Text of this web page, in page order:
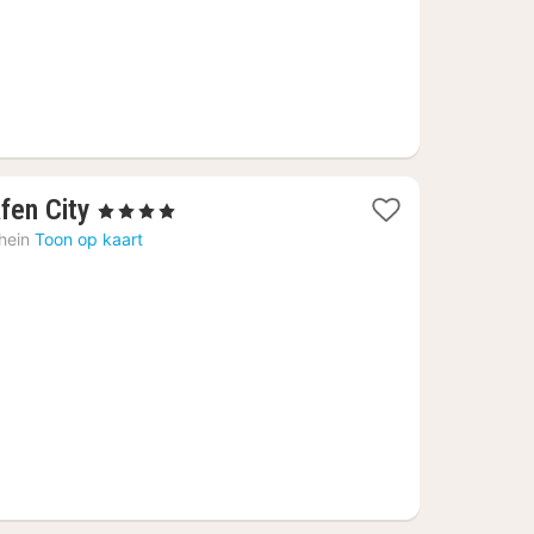
City 1
nacht
, 4 Sterren
Toon op kaart